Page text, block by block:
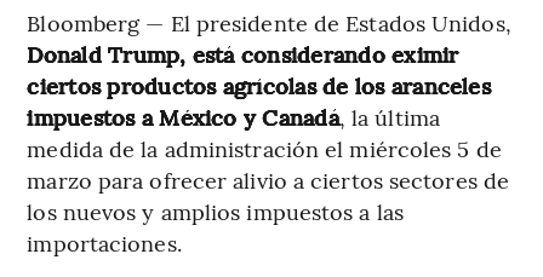
Bloomberg — El presidente de Estados Unidos,
Donald Trump, está considerando eximir
ciertos productos agrícolas de los aranceles
impuestos a México y Canadá, la última
medida de la administración el miércoles 5 de
marzo para ofrecer alivio a ciertos sectores de
los nuevos y amplios impuestos a las
importaciones.